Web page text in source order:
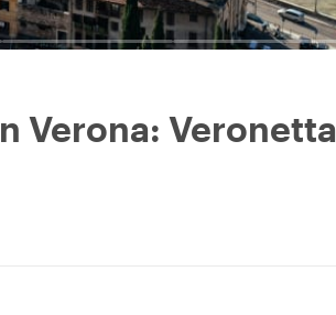
Verona: Veronetta